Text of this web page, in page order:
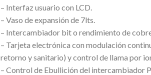
– Interfaz usuario con LCD.
– Vaso de expansión de 7lts.
– Intercambiador bit o rendimiento de
– Tarjeta electrónica con modulación
retorno y sanitario) y control de llama por
– Control de Ebullición del intercambiador